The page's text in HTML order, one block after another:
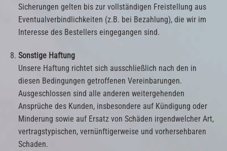
Sicherungen gelten bis zur vollständigen Freistellung aus
Eventualverbindlichkeiten (z.B. bei Bezahlung), die wir im
Interesse des Bestellers eingegangen sind.
Sonstige Haftung
Unsere Haftung richtet sich ausschließlich nach den in
diesen Bedingungen getroffenen Vereinbarungen.
Ausgeschlossen sind alle anderen weitergehenden
Ansprüche des Kunden, insbesondere auf Kündigung oder
Minderung sowie auf Ersatz von Schäden irgendwelcher Art,
vertragstypischen, vernünftigerweise und vorhersehbaren
Schaden.